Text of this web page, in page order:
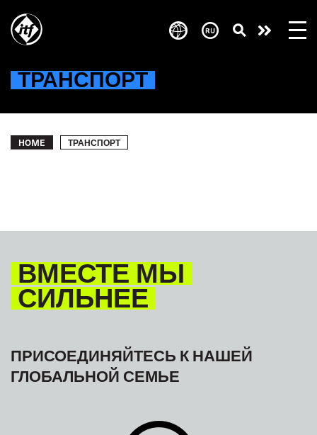
main
ТРАНСПОРТ
Take
Breadcrumb
HOME ТРАНСПОРТ
ВМЕСТЕ МЫ
СИЛЬНЕЕ
ПРИСОЕДИНЯЙТЕСЬ К НАШЕЙ
ГЛОБАЛЬНОЙ СЕМЬЕ